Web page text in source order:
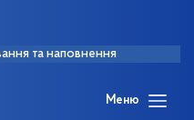
та наповнення
Меню